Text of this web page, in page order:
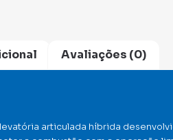
Avaliações (0)
articulada híbrida